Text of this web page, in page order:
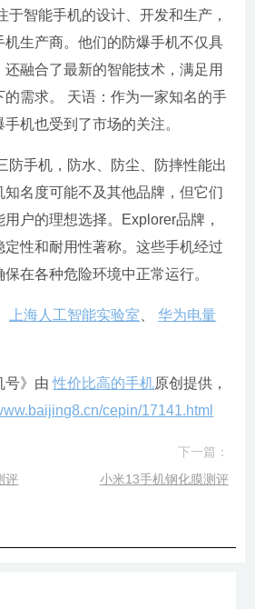
于智能手机的设计、开发和生产，
机生产商。他们的防爆手机不仅具
融合了最新的智能技术，满足用
的需求。 天语：作为一家知名的手
机也受到了市场的关注。
防手机，防水、防尘、防摔性能出
名度可能不及其他品牌，但它们
户的理想选择。Explorer品牌，
定性和耐用性著称。这些手机经过
在各种危险环境中正常运行。
上海人工智能实验室 、华为电量
号》由性价比高的手机原创提供，
cepin/17141.html
评
下一篇：
小米13手机钢化膜测评